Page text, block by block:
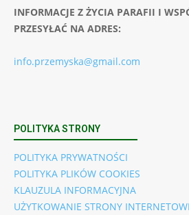
INFORMACJE Z ŻYCIA PARAFII I
PRZESYŁAĆ NA ADRES:
info.przemyska@gmail.com
POLITYKA STRONY
POLITYKA PRYWATNOŚCI
POLITYKA PLIKÓW COOKIES
KLAUZULA INFORMACYJNA
UŻYTKOWANIE STRONY